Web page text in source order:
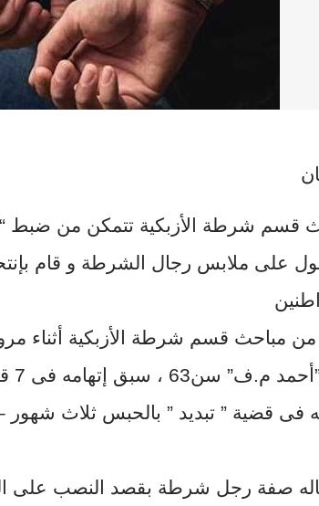
قسم شرطة الأزبكية تتمكن من ضبط
على ملابس رجال الشرطة و قام
مباحث قسم شرطة الأزبكية أثناء
فى قضية ” تبديد ” بالحبس ثلاث شهور
صفة رجل شرطة بقصد النصب على